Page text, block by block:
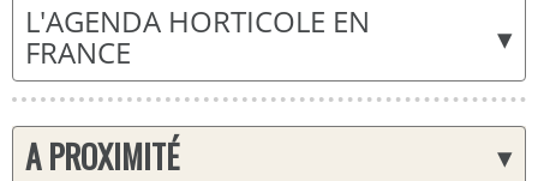
▾
L'AGENDA HORTICOLE EN
FRANCE
▾
A PROXIMITÉ